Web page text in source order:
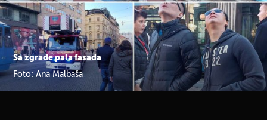
Sa zgrade pala fasada
Foto: Ana Malbaša